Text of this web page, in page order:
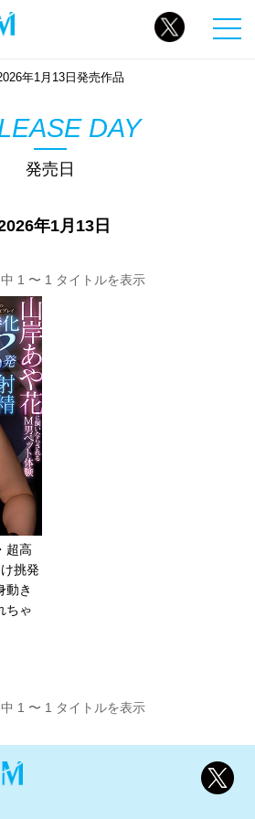
年1月13日発売作品
DAY
発売日
年1月13日
1 〜 1 タイトルを表示
超高
挑発
動き
ちゃ
1 〜 1 タイトルを表示